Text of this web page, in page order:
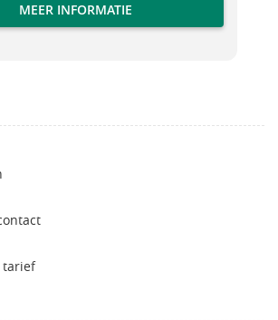
MEER INFORMATIE
tarief